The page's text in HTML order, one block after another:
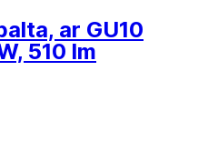
ar GU10
510 lm